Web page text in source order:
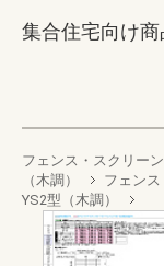
集合住宅向け
フェンス・スクリーン
（木調）
フェン
YS2型（木調）